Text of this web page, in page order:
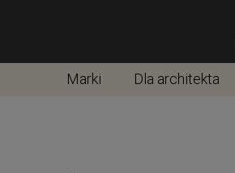
Marki Dla architekta